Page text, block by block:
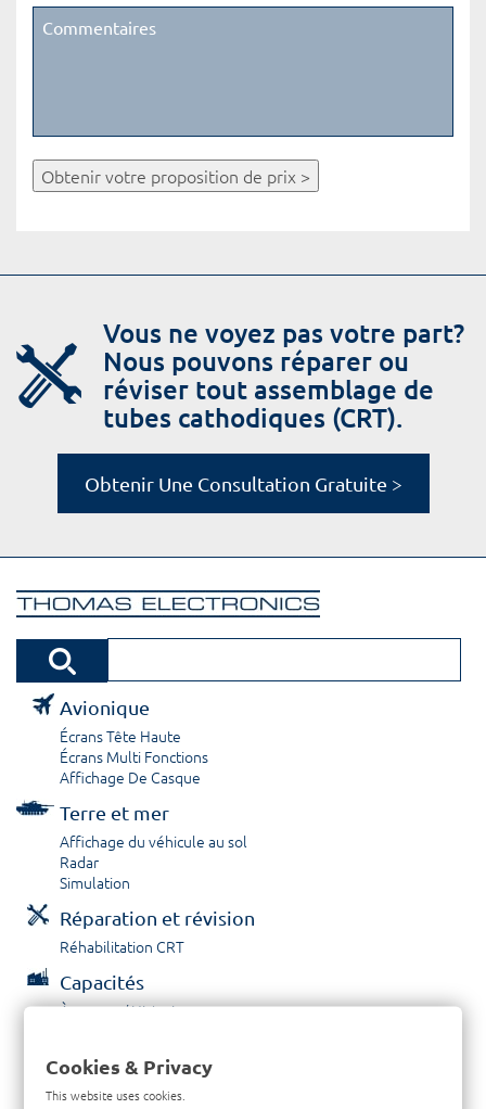
Obtenir votre proposition de prix >
Vous ne voyez pas votre part?
Nous pouvons réparer ou
réviser tout assemblage de
tubes cathodiques (CRT).
Obtenir Une Consultation Gratuite >
Avionique
Écrans Tête Haute
Écrans Multi Fonctions
Affichage De Casque
Terre et mer
Affichage du véhicule au sol
Radar
Simulation
Réparation et révision
Réhabilitation CRT
Capacités
À propos / Historique
Contactez nous
Cookies & Privacy
This website uses cookies.